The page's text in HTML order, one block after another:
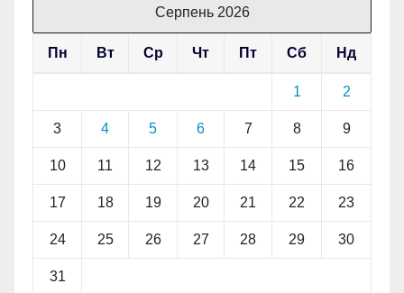
Серпень 2026
Пн Вт Ср Чт Пт Сб Нд
1 2
3 4 5 6 7 8 9
10 11 12 13 14 15 16
17 18 19 20 21 22 23
24 25 26 27 28 29 30
31